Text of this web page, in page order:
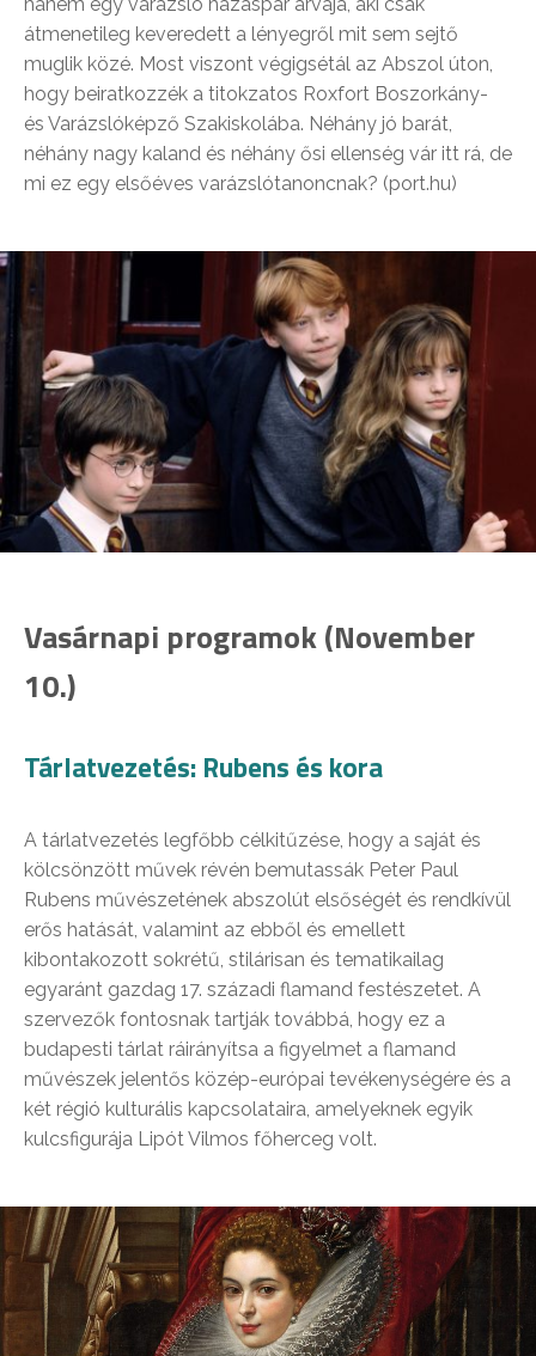
átmenetileg keveredett a lényegről mit sem sejtő
muglik közé. Most viszont végigsétál az Abszol úton,
hogy beiratkozzék a titokzatos Roxfort Boszorkány-
és Varázslóképző Szakiskolába. Néhány jó barát,
néhány nagy kaland és néhány ősi ellenség vár itt rá, de
mi ez egy elsőéves varázslótanoncnak? (port.hu)
Vasárnapi programok (November
10.)
Tárlatvezetés: Rubens és kora
A tárlatvezetés legfőbb célkitűzése, hogy a saját és
kölcsönzött művek révén bemutassák Peter Paul
Rubens művészetének abszolút elsőségét és rendkívül
erős hatását, valamint az ebből és emellett
kibontakozott sokrétű, stilárisan és tematikailag
egyaránt gazdag 17. századi flamand festészetet. A
szervezők fontosnak tartják továbbá, hogy ez a
budapesti tárlat ráirányítsa a figyelmet a flamand
művészek jelentős közép-európai tevékenységére és a
két régió kulturális kapcsolataira, amelyeknek egyik
kulcsfigurája Lipót Vilmos főherceg volt.